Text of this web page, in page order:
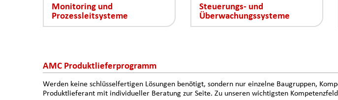
Monitoring und
Prozessleitsysteme
Steuerungs- und
Überwachungssysteme
AMC Produktlieferprogramm
Werden keine schlüsselfertigen Lösungen benötigt, sondern nur einzelne Baugruppen,
Produktlieferant mit individueller Beratung zur Seite. Zu unseren wichtigsten